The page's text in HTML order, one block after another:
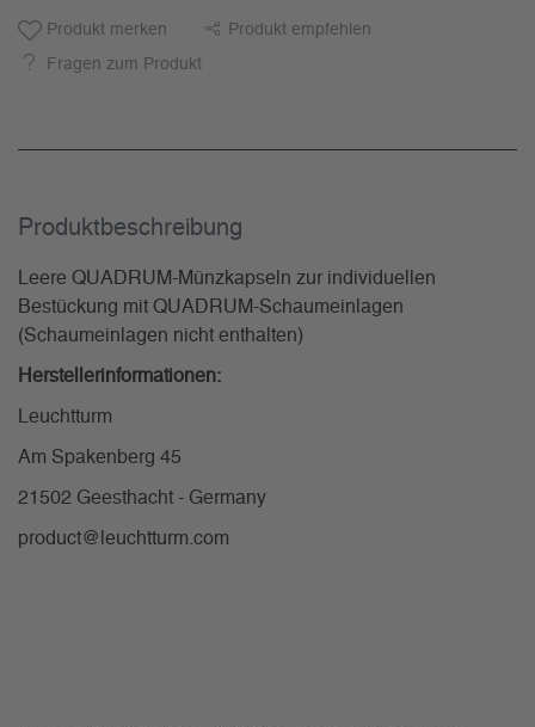
Produkt merken Produkt empfehlen
Fragen zum Produkt
Produkt­beschreibung
Leere QUADRUM-Münzkapseln zur individuellen
Bestückung mit QUADRUM-Schaumeinlagen
(Schaumeinlagen nicht enthalten)
Herstellerinformationen:
Leuchtturm
Am Spakenberg 45
21502 Geesthacht - Germany
product@leuchtturm.com